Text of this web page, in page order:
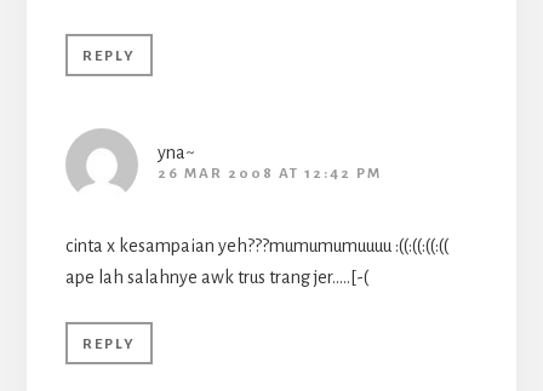
REPLY
yna~
26 MAR 2008 AT 12:42 PM
cinta x kesampaian yeh???mumumumuuuu :((:((:((:((
ape lah salahnye awk trus trang jer…..[-(
REPLY